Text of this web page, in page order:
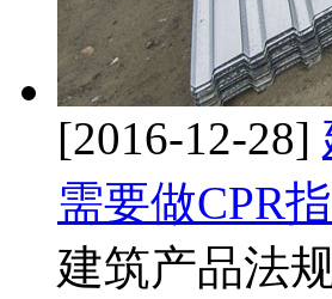
[2016-12-28]
需要做CPR
建筑产品法